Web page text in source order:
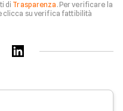
di Trasparenza . Per verificare la
clicca su verifica fattibilità